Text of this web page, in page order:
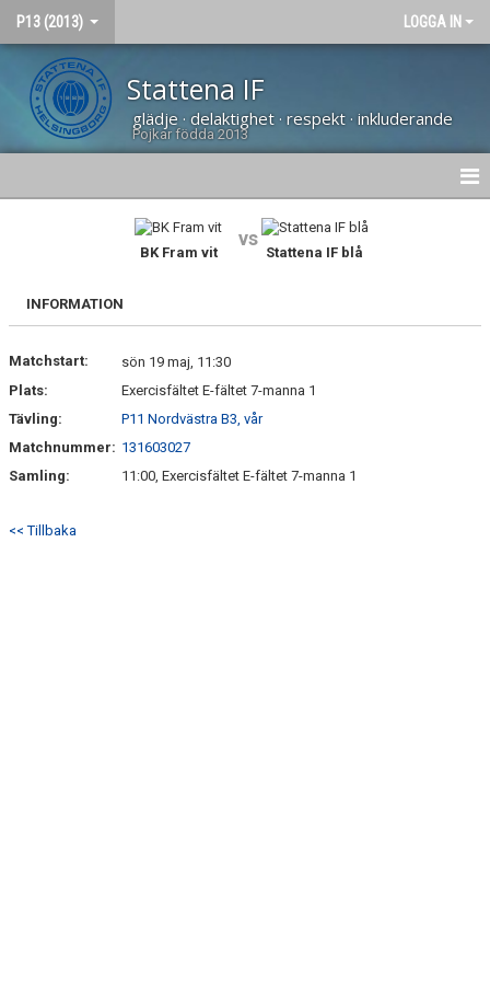
P13 (2013) LOGGA IN
Stattena IF
glädje · delaktighet · respekt · inkluderande
Pojkar födda 2013
DOKUMENT
BILDGALLERI
KALENDER
BK Fram vit
vs
Stattena IF blå
INFORMATION
Matchstart:
sön 19 maj, 11:30
Plats:
Exercisfältet E-fältet 7-manna 1
Tävling:
P11 Nordvästra B3, vår
Matchnummer: 131603027
Samling:
11:00, Exercisfältet E-fältet 7-manna 1
<< Tillbaka